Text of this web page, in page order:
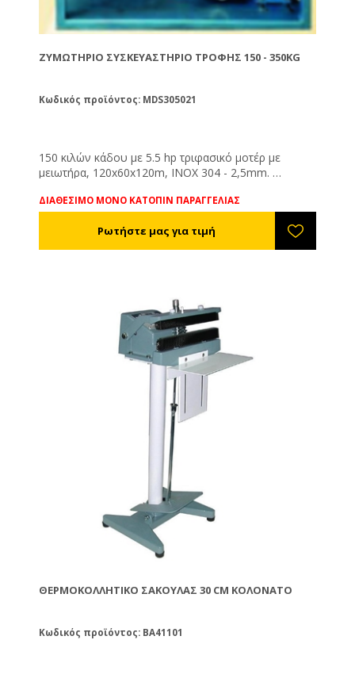
ΖΥΜΩΤΉΡΙΟ ΣΥΣΚΕΥΑΣΤΉΡΙΟ ΤΡΟΦΉΣ 150 - 350KG
Κωδικός προϊόντος: MDS305021
150 κιλών κάδου με 5.5 hp τριφασικό μοτέρ με
μειωτήρα, 120x60x120m, INOX 304 - 2,5mm.
μειωτήρα, 136x65x135cm, INOX 304 - 2,5mm.
μοντέλα με ενσωματωμένο τριβείο ζάχαρης.
ΔΙΑΘΕΣΙΜΟ ΜΟΝΟ ΚΑΤΟΠΙΝ ΠΑΡΑΓΓΕΛΙΑΣ
ΘΕΡΜΟΚΟΛΛΗΤΙΚΌ ΣΑΚΟΎΛΑΣ 30 CM ΚΟΛΟΝΆΤΟ
Κωδικός προϊόντος: BA41101